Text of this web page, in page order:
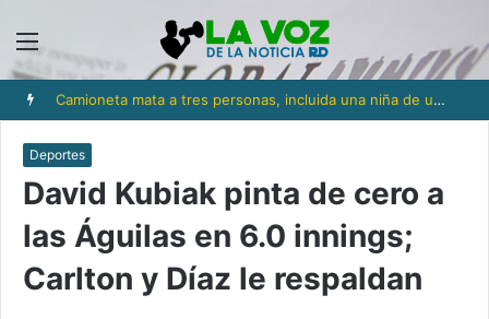
Menú
Camioneta mata a tres personas, incluida una niña de un año y medio, en Los Ríos
Deportes
David Kubiak pinta de cero a
las Águilas en 6.0 innings;
Carlton y Díaz le respaldan